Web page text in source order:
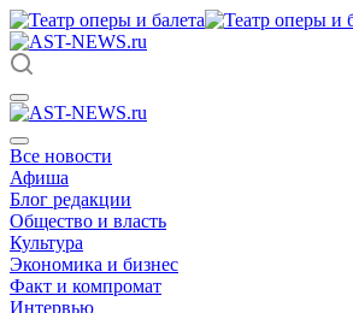
Все новости
Афиша
Блог редакции
Общество и власть
Культура
Экономика и бизнес
Факт и компромат
Интервью